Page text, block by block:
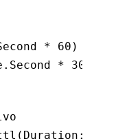
* 60 )
* 30
(Duration ::